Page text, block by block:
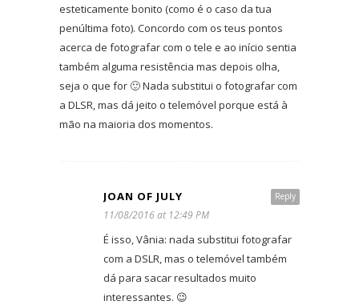
esteticamente bonito (como é o caso da tua
penúltima foto). Concordo com os teus pontos
acerca de fotografar com o tele e ao início sentia
também alguma resistência mas depois olha,
seja o que for 🙂 Nada substitui o fotografar com
a DLSR, mas dá jeito o telemóvel porque está à
mão na maioria dos momentos.
Reply
JOAN OF JULY
11/08/2016 at 12:49 PM
É isso, Vânia: nada substitui fotografar
com a DSLR, mas o telemóvel também
dá para sacar resultados muito
interessantes. 😉